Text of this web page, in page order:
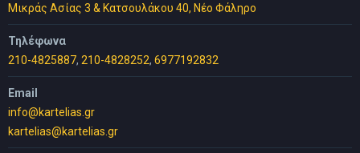
Μικράς Ασίας 3 & Κατσουλάκου 40, Νέο Φάληρο
Τηλέφωνα
210-4825887, 210-4828252, 6977192832
Email
info@kartelias.gr
kartelias@kartelias.gr